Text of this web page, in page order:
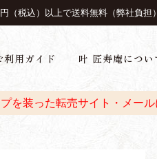
（税込）以上で送料無料（弊社負担）
利用ガイド 叶 匠寿庵につい
を装った転売サイト・メー